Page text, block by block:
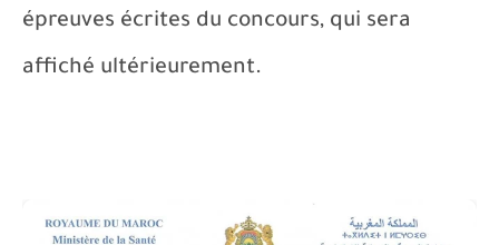
épreuves écrites du concours, qui sera
affiché ultérieurement.